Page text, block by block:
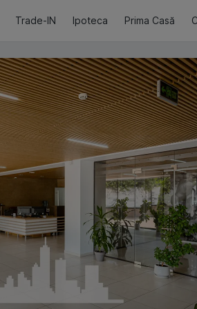
Trade-IN Ipoteca Prima Casă